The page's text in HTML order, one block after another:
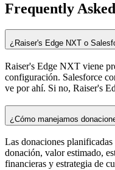
Frequently
¿Raiser's Edge NXT o
Raiser's Edge NXT viene
configuración. Salesforce
ve por ahí. Si no, Raiser's
¿Cómo manejamos
Las donaciones
donación, valor estimado,
financieras y estrategia de